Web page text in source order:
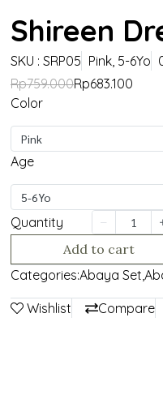
Shireen
SKU : SRP05 Pink, 5-6Yo
Rp759.000Rp683.100
Color
Pink
Age
5-6Yo
Quantity
Add to cart
Categories:Abaya Set,
Wishlist Compare